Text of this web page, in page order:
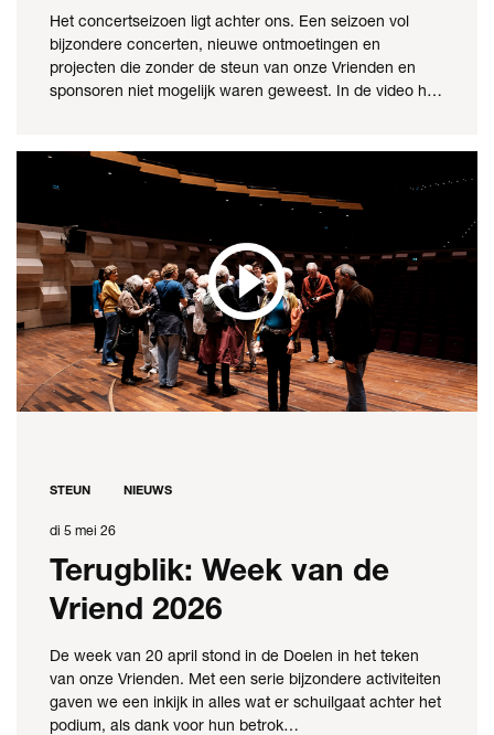
Het concertseizoen ligt achter ons. Een seizoen vol
bijzondere concerten, nieuwe ontmoetingen en
projecten die zonder de steun van onze Vrienden en
sponsoren niet mogelijk waren geweest. In de video h…
di 5 mei 26
Terugblik: Week van de
Vriend 2026
De week van 20 april stond in de Doelen in het teken
van onze Vrienden. Met een serie bijzondere activiteiten
gaven we een inkijk in alles wat er schuilgaat achter het
podium, als dank voor hun betrok…
STEUN NIEUWS